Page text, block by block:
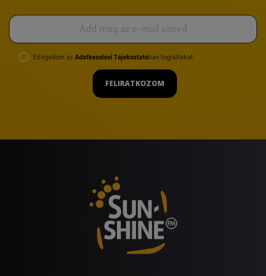
Elfogadom az Adatkezelési Tájékoztatóban foglaltakat.
FELIRATKOZOM